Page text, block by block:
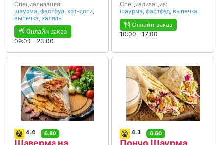
Специализация:
шаурма, фастфуд, хот-доги,
выпечка, халяль
Онлайн заказ
09:00 - 23:00
Специализация:
шаурма, фастфуд, выпечка
Онлайн заказ
10:00 - 17:00
4.4 6.80
Шаверма на
4.3 6.60
Пончо Шаурма